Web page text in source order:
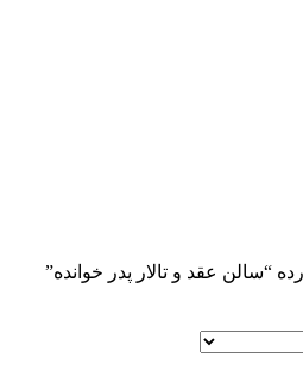
عقد و تالار پدر خوانده”